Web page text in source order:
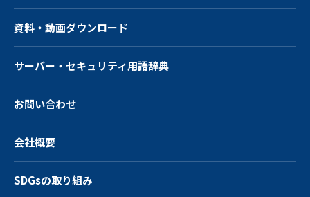
資料・動画ダウンロード
サーバー・ セキュリティ用語辞典
お問い合わせ
会社概要
SDGsの取り組み